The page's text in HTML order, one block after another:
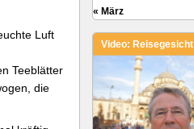
Luft
Teeblätter
die
« März
Video: Reisegesicht